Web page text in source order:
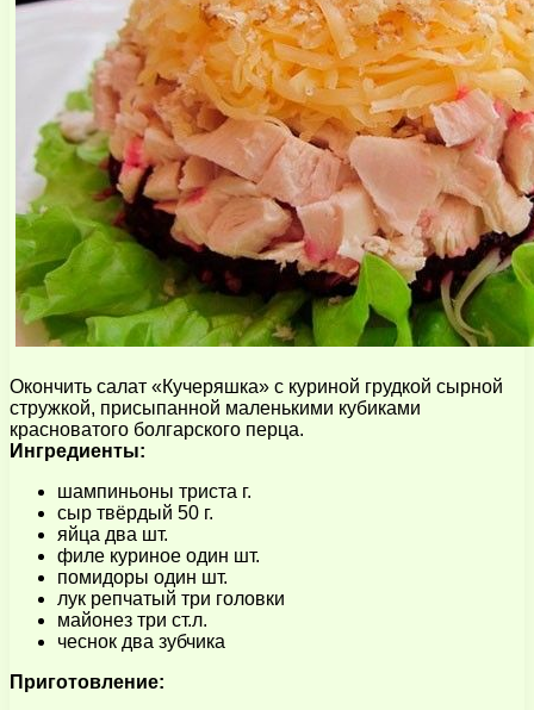
Окончить салат «Кучеряшка» с куриной грудкой сырной
стружкой, присыпанной маленькими кубиками
красноватого болгарского перца.
Ингредиенты:
шампиньоны триста г.
сыр твёрдый 50 г.
яйца два шт.
филе куриное один шт.
помидоры один шт.
лук репчатый три головки
майонез три ст.л.
чеснок два зубчика
Приготовление: